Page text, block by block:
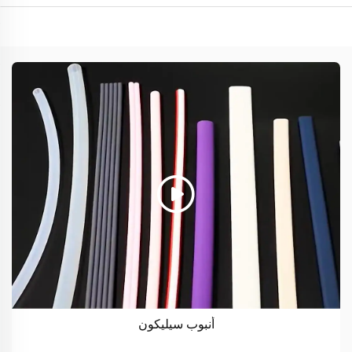
أنبوب سيليكون